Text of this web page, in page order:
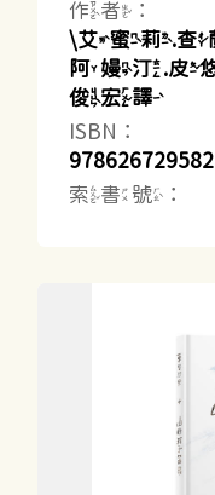
作者：
\艾蜜莉.查
阿嫚汀.皮
俊宏譯
ISBN：
索書號：